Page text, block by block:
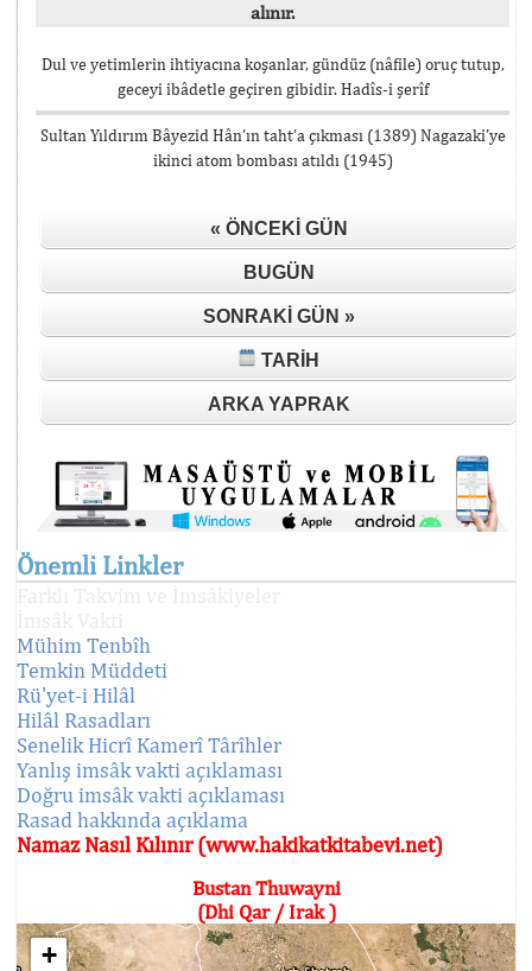
alınır.
Dul ve yetimlerin ihtiyacına koşanlar, gündüz (nâfile) oruç tutup,
geceyi ibâdetle geçiren gibidir. Hadîs-i şerîf
Sultan Yıldırım Bâyezid Hân’ın taht’a çıkması (1389) Nagazaki’ye
ikinci atom bombası atıldı (1945)
« ÖNCEKI GÜN
BUGÜN
SONRAKI GÜN »
TARIH
ARKA YAPRAK
Önemli Linkler
Mühim Tenbîh
Temkin Müddeti
Rü'yet-i Hilâl
Hilâl Rasadları
Senelik Hicrî Kamerî Târîhler
Yanlış imsâk vakti açıklaması
Doğru imsâk vakti açıklaması
Rasad hakkında açıklama
Namaz Nasıl Kılınır (www.hakikatkitabevi.net)
Bustan Thuwayni
(Dhi Qar / Irak )
+